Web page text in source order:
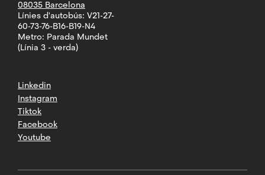
08035 Barcelona
Línies d'autobús: V21-27-
60-73-76-B16-B19-N4
Metro: Parada Mundet
(Línia 3 - verda)
Linkedin
Instagram
Tiktok
Facebook
Youtube